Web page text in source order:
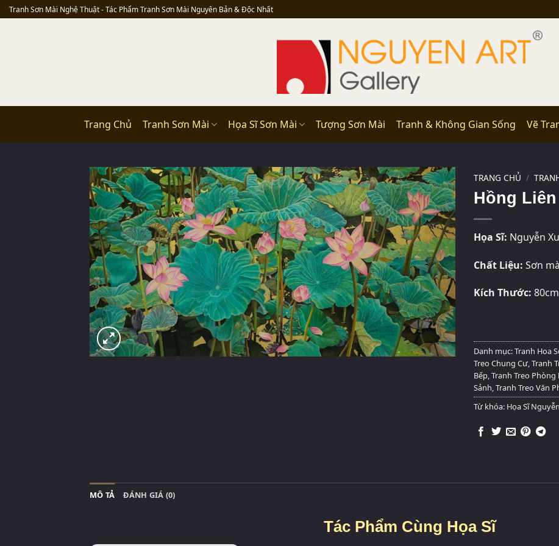
Skip
to
Tranh Sơn Mài Nghệ Thuật - Tác Phẩm Tranh Sơn Mài Nguyên Bản & Độc Nhất
Trang Chủ Tranh Sơn Mài Họa Sĩ Sơn Mài Tượng Sơn Mài Tranh & Không Gian Sống Vẽ
TRANG CHỦ /
Hồng
Họa Sĩ: Nguyễn
Chất Liệu: Sơn
Kích Thước:
Danh mục:Tranh Hoa
Treo Chung Cư,Tranh
Bếp,Tranh Treo Phòng
Sảnh,Tranh Treo Văn
Từ khóa: Họa Sĩ
MÔ TẢ ĐÁNH GIÁ (0)
Tác Phẩm Cùng Họa Sĩ